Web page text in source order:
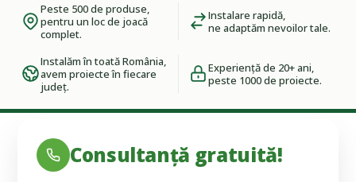
Peste 500 de produse,
pentru un loc de joacă
complet.
Instalare rapidă,
ne adaptăm nevoilor tale.
Instalăm în toată România,
avem proiecte în fiecare
județ.
Experiență de 20+ ani,
peste 1000 de proiecte.
Consultanță gratuită!